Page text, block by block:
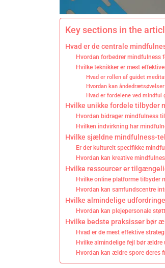
Key sections in the
Hvad er de centrale
Hvordan forbedrer
Hvilke teknikker er mest
Hvad er rollen af guidet
Hvordan kan
Hvad er fordelene ved mindful
Hvilke unikke fordele tilbyder
Hvordan bidrager mindfulness
Hvilken indvirkning har
Hvilke sjældne mindfulness-
Er der kulturelt specifikke
Hvordan kan kreative
Hvilke ressourcer er
Hvilke online platforme tilbyder
Hvordan kan samfundscentre
Hvilke almindelige
Hvordan kan plejepersonale
Hvilke bedste praksisser bør
Hvad er de mest effektive
Hvilke almindelige fejl bør ældre
Hvordan kan ældre spore deres